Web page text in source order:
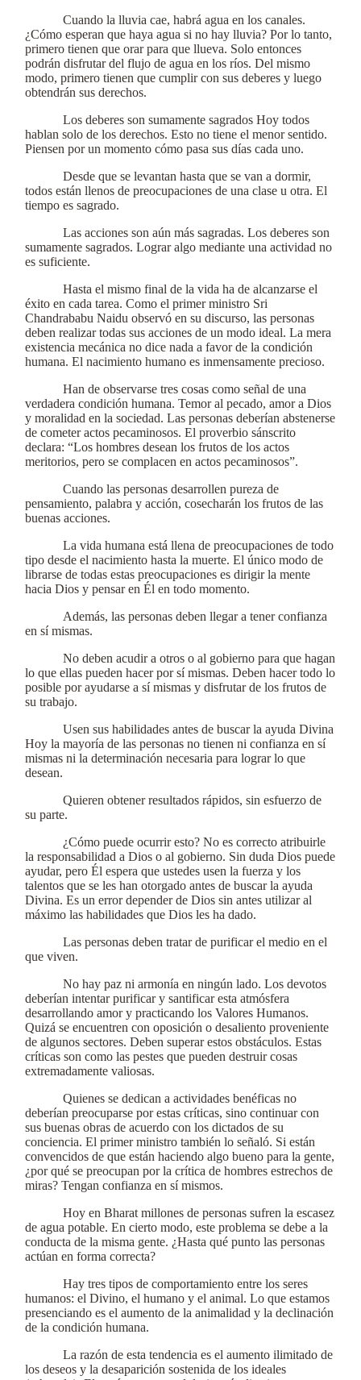
Cuando la lluvia cae, habrá agua en los canales.
¿Cómo esperan que haya agua si no hay lluvia? Por lo tanto,
primero tienen que orar para que llueva. Solo entonces
podrán disfrutar del flujo de agua en los ríos. Del mismo
modo, primero tienen que cumplir con sus deberes y luego
obtendrán sus derechos.
Los deberes son sumamente sagrados Hoy todos
hablan solo de los derechos. Esto no tiene el menor sentido.
Piensen por un momento cómo pasa sus días cada uno.
Desde que se levantan hasta que se van a dormir,
todos están llenos de preocupaciones de una clase u otra. El
tiempo es sagrado.
Las acciones son aún más sagradas. Los deberes son
sumamente sagrados. Lograr algo mediante una actividad no
es suficiente.
Hasta el mismo final de la vida ha de alcanzarse el
éxito en cada tarea. Como el primer ministro Sri
Chandrababu Naidu observó en su discurso, las personas
deben realizar todas sus acciones de un modo ideal. La mera
existencia mecánica no dice nada a favor de la condición
humana. El nacimiento humano es inmensamente precioso.
Han de observarse tres cosas como señal de una
verdadera condición humana. Temor al pecado, amor a Dios
y moralidad en la sociedad. Las personas deberían abstenerse
de cometer actos pecaminosos. El proverbio sánscrito
declara: “Los hombres desean los frutos de los actos
meritorios, pero se complacen en actos pecaminosos”.
Cuando las personas desarrollen pureza de
pensamiento, palabra y acción, cosecharán los frutos de las
buenas acciones.
La vida humana está llena de preocupaciones de todo
tipo desde el nacimiento hasta la muerte. El único modo de
librarse de todas estas preocupaciones es dirigir la mente
hacia Dios y pensar en Él en todo momento.
Además, las personas deben llegar a tener confianza
en sí mismas.
No deben acudir a otros o al gobierno para que hagan
lo que ellas pueden hacer por sí mismas. Deben hacer todo lo
posible por ayudarse a sí mismas y disfrutar de los frutos de
su trabajo.
Usen sus habilidades antes de buscar la ayuda Divina
Hoy la mayoría de las personas no tienen ni confianza en sí
mismas ni la determinación necesaria para lograr lo que
desean.
Quieren obtener resultados rápidos, sin esfuerzo de
su parte.
¿Cómo puede ocurrir esto? No es correcto atribuirle
la responsabilidad a Dios o al gobierno. Sin duda Dios puede
ayudar, pero Él espera que ustedes usen la fuerza y los
talentos que se les han otorgado antes de buscar la ayuda
Divina. Es un error depender de Dios sin antes utilizar al
máximo las habilidades que Dios les ha dado.
Las personas deben tratar de purificar el medio en el
que viven.
No hay paz ni armonía en ningún lado. Los devotos
deberían intentar purificar y santificar esta atmósfera
desarrollando amor y practicando los Valores Humanos.
Quizá se encuentren con oposición o desaliento proveniente
de algunos sectores. Deben superar estos obstáculos. Estas
críticas son como las pestes que pueden destruir cosas
extremadamente valiosas.
Quienes se dedican a actividades benéficas no
deberían preocuparse por estas críticas, sino continuar con
sus buenas obras de acuerdo con los dictados de su
conciencia. El primer ministro también lo señaló. Si están
convencidos de que están haciendo algo bueno para la gente,
¿por qué se preocupan por la crítica de hombres estrechos de
miras? Tengan confianza en sí mismos.
Hoy en Bharat millones de personas sufren la escasez
de agua potable. En cierto modo, este problema se debe a la
conducta de la misma gente. ¿Hasta qué punto las personas
actúan en forma correcta?
Hay tres tipos de comportamiento entre los seres
humanos: el Divino, el humano y el animal. Lo que estamos
presenciando es el aumento de la animalidad y la declinación
de la condición humana.
La razón de esta tendencia es el aumento ilimitado de
los deseos y la desaparición sostenida de los ideales